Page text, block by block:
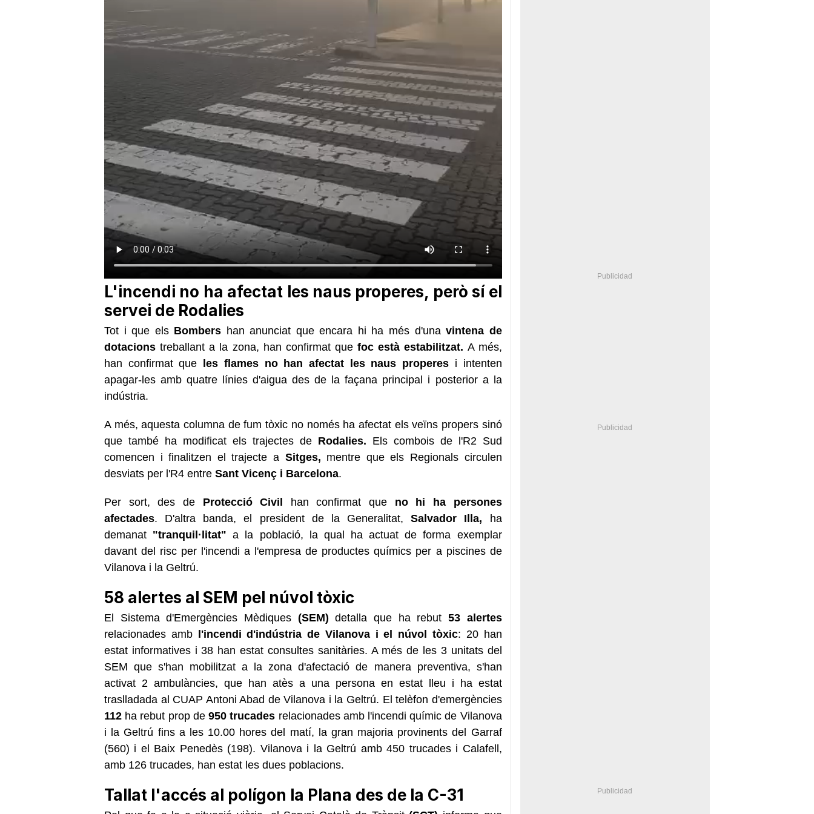
L'incendi no ha afectat les naus properes, però sí el
servei de Rodalies
Tot i que els Bombers han anunciat que encara hi ha més d'unavintena de
dotacions treballant a la zona, han confirmat quefoc està estabilitzat. A més,
han confirmat que les flames no han afectat les naus properes i intenten
apagar-les amb quatre línies d'aigua des de la façana principal i posterior a la
indústria.
A més, aquesta columna de fum tòxic no només ha afectat els veïns propers sinó
que també ha modificat els trajectes de Rodalies. Els combois de l'R2 Sud
comencen i finalitzen el trajecte a Sitges, mentre que els Regionals circulen
desviats per l'R4 entre Sant Vicenç i Barcelona.
Per sort, des de Protecció Civil han confirmat que no hi ha persones
afectades. D'altra banda, el president de la Generalitat,Salvador Illa, ha
demanat "tranquil·litat" a la població, la qual ha actuat de forma exemplar
davant del risc per l'incendi a l'empresa de productes químics per a piscines de
Vilanova i la Geltrú.
58 alertes al SEM pel núvol tòxic
El Sistema d'Emergències Mèdiques (SEM) detalla que ha rebut 53 alertes
relacionades amb l'incendi d'indústria de Vilanova i el núvol tòxic: 20 han
estat informatives i 38 han estat consultes sanitàries. A més de les 3 unitats del
SEM que s'han mobilitzat a la zona d'afectació de manera preventiva, s'han
activat 2 ambulàncies, que han atès a una persona en estat lleu i ha estat
traslladada al CUAP Antoni Abad de Vilanova i la Geltrú. El telèfon d'emergències
112 ha rebut prop de950 trucades relacionades amb l'incendi químic de Vilanova
i la Geltrú fins a les 10.00 hores del matí, la gran majoria provinents del Garraf
(560) i el Baix Penedès (198). Vilanova i la Geltrú amb 450 trucades i Calafell,
amb 126 trucades, han estat les dues poblacions.
Tallat l'accés al polígon la Plana des de la C-31